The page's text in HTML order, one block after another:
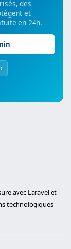
des
et
en 24h.
avec Laravel et
technologiques